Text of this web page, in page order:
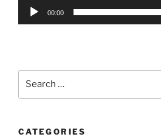
00:00
CATEGORIES